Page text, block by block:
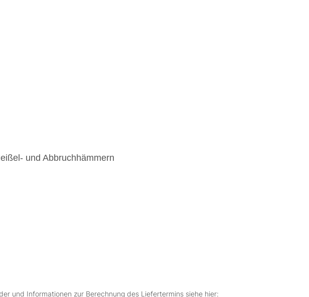
und Abbruchhämmern
und Informationen zur Berechnung des Liefertermins siehe hier: